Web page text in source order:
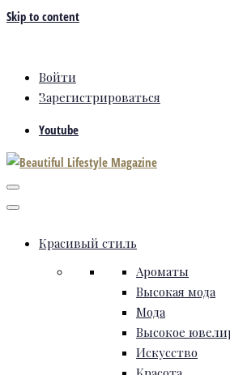
Skip to content
Войти
Зарегистрироваться
Youtube
Красивый стиль
Ароматы
Высокая мода
Мода
Высокое
Искусство